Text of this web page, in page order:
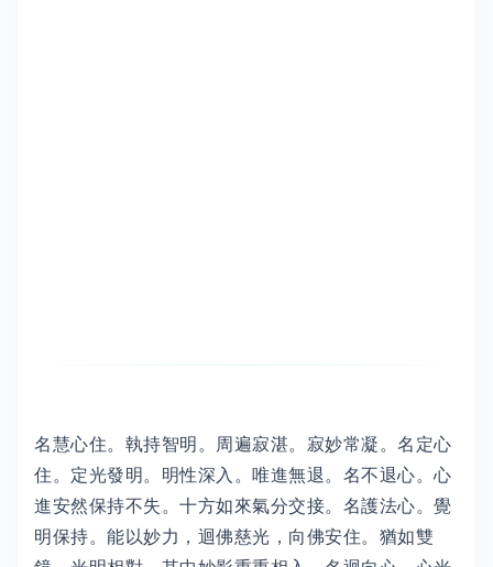
名慧心住。執持智明。周遍寂湛。寂妙常凝。名定心
住。定光發明。明性深入。唯進無退。名不退心。心
進安然保持不失。十方如來氣分交接。名護法心。覺
明保持。能以妙力，迴佛慈光，向佛安住。猶如雙